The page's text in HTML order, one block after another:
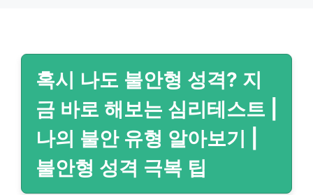
혹시 나도 불안형 성격? 지
금 바로 해보는 심리테스트 |
나의 불안 유형 알아보기 |
불안형 성격 극복 팁